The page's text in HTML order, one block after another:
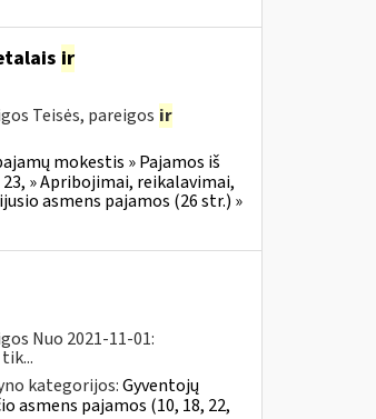
ir
Teisės, pareigos ir
mokestis » Pajamos iš
» Apribojimai, reikalavimai,
asmens pajamos (26 str.) »
Nuo 2021-11-01:
kategorijos:Gyventojų
asmens pajamos (10, 18, 22,